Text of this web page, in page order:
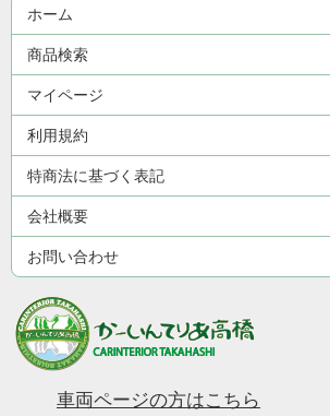
ホーム
商品検索
マイページ
利用規約
特商法に基づく表記
会社概要
お問い合わせ
車両ページの方はこちら